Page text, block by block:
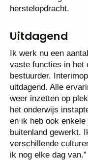
herstelopdracht.
Uitdagend
Ik werk nu een
vaste functies in het
bestuurder.
uitdagend. Alle
weer inzetten op
het onderwijs
en ik heb ook
buitenland gewerkt.
verschillende
ik nog elke dag van.”